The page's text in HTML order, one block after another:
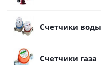
Счетчики воды
Счетчики газа